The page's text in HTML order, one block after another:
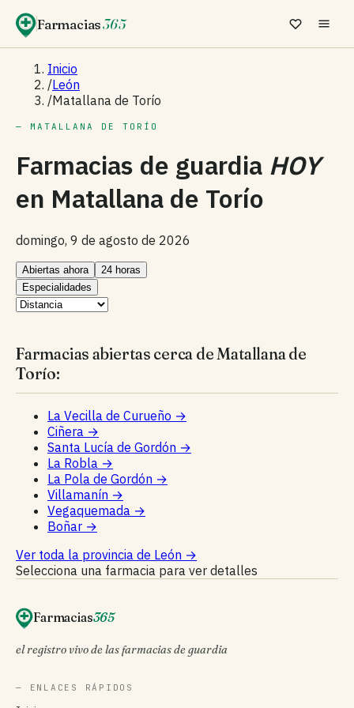
Farmacias365
Inicio
/León
/Matallana de Torío
— MATALLANA DE TORÍO
Farmacias de guardia HOY
en Matallana de Torío
domingo, 9 de agosto de 2026
Abiertas ahora
24 horas
Especialidades
Farmacias abiertas cerca de Matallana de
Torío:
La Vecilla de Curueño →
Ciñera →
Santa Lucía de Gordón →
La Robla →
La Pola de Gordón →
Villamanín →
Vegaquemada →
Boñar →
Ver toda la provincia de León →
Selecciona una farmacia para ver detalles
Farmacias365
el registro vivo de las farmacias de guardia
— ENLACES RÁPIDOS